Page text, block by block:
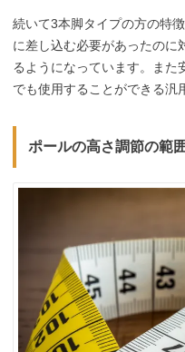
続いて3本脚タイプの方の特
に差し込む必要があったのに
るようになっています。また
でも使用することができる汎
ポールの高さ調節の範